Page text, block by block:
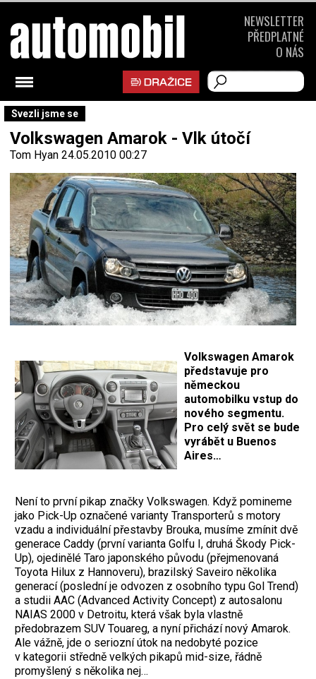
Svezli jsme se
Volkswagen Amarok - Vlk útočí
Tom Hyan 24.05.2010 00:27
Volkswagen Amarok
představuje pro
německou
automobilku vstup do
nového segmentu.
Pro celý svět se bude
vyrábět u Buenos
Aires…
Není to první pikap značky Volkswagen. Když pomineme
jako Pick-Up označené varianty Transporterů s motory
vzadu a individuální přestavby Brouka, musíme zmínit dvě
generace Caddy (první varianta Golfu I, druhá Škody Pick-
Up), ojedinělé Taro japonského původu (přejmenovaná
Toyota Hilux z Hannoveru), brazilský Saveiro několika
generací (poslední je odvozen z osobního typu Gol Trend)
a studii AAC (Advanced Activity Concept) z autosalonu
NAIAS 2000 v Detroitu, která však byla vlastně
předobrazem SUV Touareg, a nyní přichází nový Amarok.
Ale vážně, jde o seriozní útok na nedobyté pozice
v kategorii středně velkých pikapů mid-size, řádně
promyšlený s několika nej…
NEWSLETTER
PŘEDPLATNÉ
O NÁS